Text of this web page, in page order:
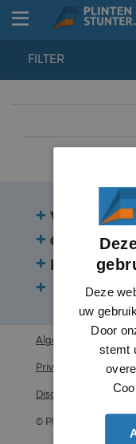
home //
FILTER
Contact
Volg ons:
Algemene
Privacy statement
Disclaimer
© Plintenstunter 2026
Deze
uw
Door
stemt